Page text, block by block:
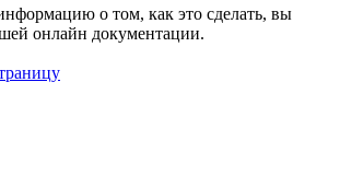
о том, как это сделать, вы
онлайн документации.